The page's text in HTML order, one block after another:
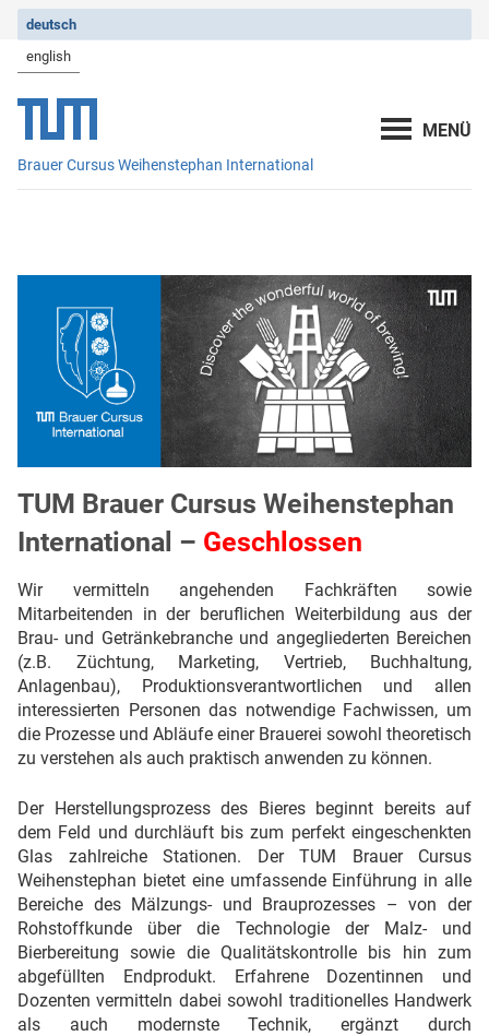
deutsch
english
Brauer Cursus Weihenstephan International
TUM Brauer Cursus Weihenstephan
International – Geschlossen
Wir vermitteln angehenden Fachkräften sowie
Mitarbeitenden in der beruflichen Weiterbildung aus der
Brau- und Getränkebranche und angegliederten Bereichen
(z.B. Züchtung, Marketing, Vertrieb, Buchhaltung,
Anlagenbau), Produktionsverantwortlichen und allen
interessierten Personen das notwendige Fachwissen, um
die Prozesse und Abläufe einer Brauerei sowohl theoretisch
zu verstehen als auch praktisch anwenden zu können.
Der Herstellungsprozess des Bieres beginnt bereits auf
dem Feld und durchläuft bis zum perfekt eingeschenkten
Glas zahlreiche Stationen. Der TUM Brauer Cursus
Weihenstephan bietet eine umfassende Einführung in alle
Bereiche des Mälzungs- und Brauprozesses – von der
Rohstoffkunde über die Technologie der Malz- und
Bierbereitung sowie die Qualitätskontrolle bis hin zum
abgefüllten Endprodukt. Erfahrene Dozentinnen und
Dozenten vermitteln dabei sowohl traditionelles Handwerk
als auch modernste Technik, ergänzt durch